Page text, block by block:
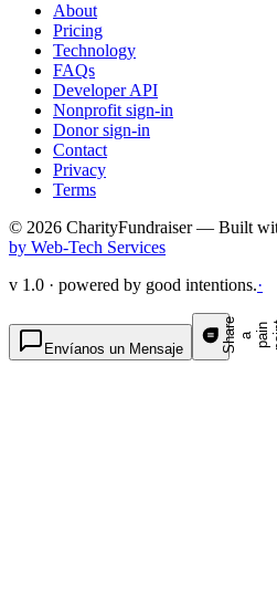
About
Pricing
Technology
FAQs
Developer API
Nonprofit sign-in
Donor sign-in
Contact
Privacy
Terms
© 2026 CharityFundraiser — Built
by Web-Tech Services
v 1.0 · powered by good intentions.·
Envíanos un Mensaje S
h
a r
e a
p a
i n
p
o i n